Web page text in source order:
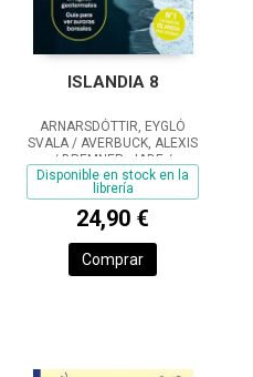
ISLANDIA 8
ARNARSDÓTTIR, EYGLÓ
SVALA / AVERBUCK, ALEXIS
/ BREMNER, JADE /
FITZPATRICK, MARY / HAM,
ANTHONY
Disponible en stock en la
librería
24,90 €
Comprar